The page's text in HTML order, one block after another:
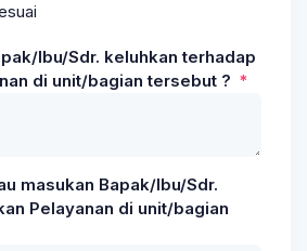
Ibu/Sdr. keluhkan terhadap
di unit/bagian tersebut ?
masukan Bapak/Ibu/Sdr.
Pelayanan di unit/bagian